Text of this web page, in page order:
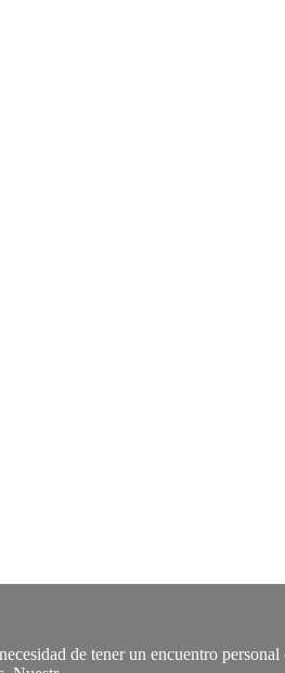
de tener un encuentro personal